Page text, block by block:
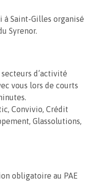
à Saint-Gilles organisé
Syrenor.
d’activité
vous lors de courts
Convivio, Crédit
Glassolutions,
obligatoire au PAE